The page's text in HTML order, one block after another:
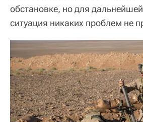
обстановке, но для
ситуация никаких проблем не